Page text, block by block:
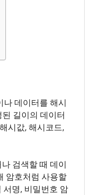
나 데이터를 해시
길이의 데이터
시값, 해시코드,
검색할 때 데이
암호처럼 사용할
서명, 비밀번호 암